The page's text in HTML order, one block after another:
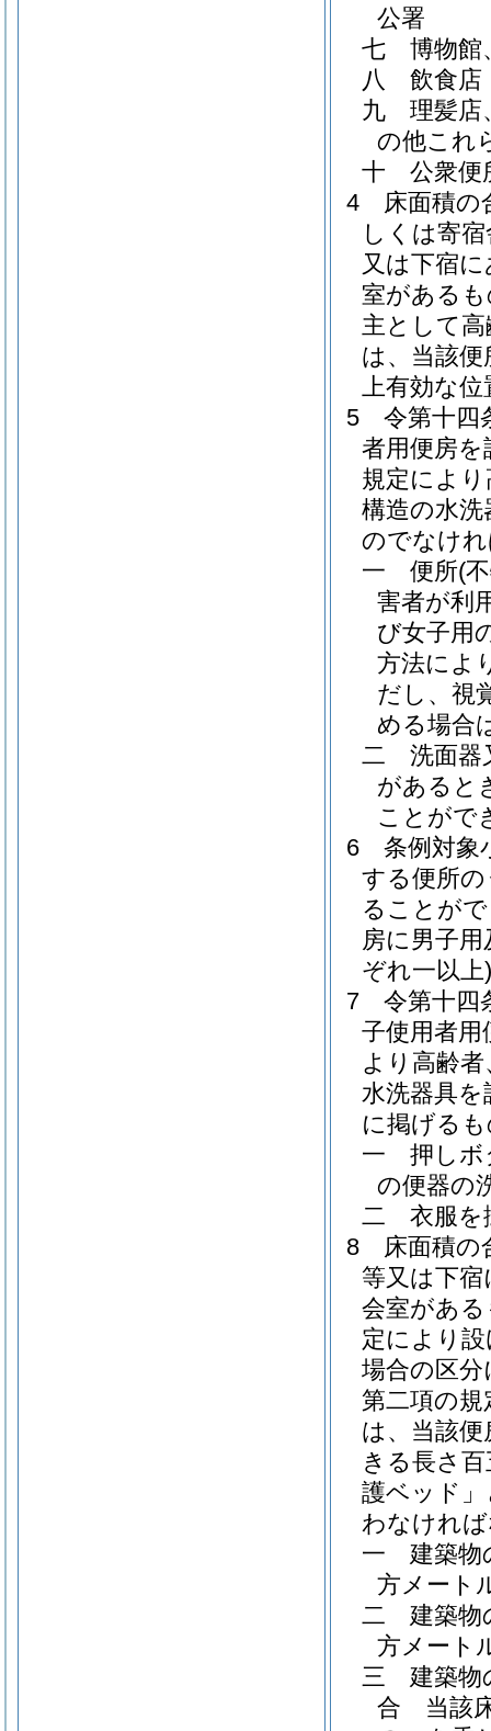
公署
七
博物館
八
飲食店
九
理髪店
の他これ
十
公衆便
4
床面積の
しくは寄宿
又は下宿
室がある
主として
は、当該
上有効な
5
令第十四
者用便房
規定によ
構造の水
のでなけ
一
便所(
害者が利
び女子用
方法によ
だし、視
める場合
二
洗面器
があると
ことがで
6
条例対象
する便所
ることが
房に男子
ぞれ一以上)
7
令第十四
子使用者用
より高齢
水洗器具
に掲げる
一
押しボ
の便器の
二
衣服を
8
床面積の
等又は下
会室があ
定により
場合の区分
第二項の
は、当該便
きる長さ
護ベッド
わなけれ
一
建築物
方メート
二
建築物
方メート
三
建築物
合 当該